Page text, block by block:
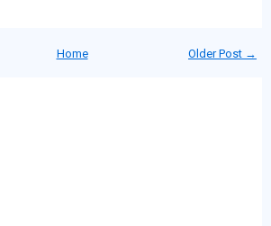
Older Post →
Home